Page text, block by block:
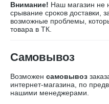
Внимание! Наш магазин не
срывание сроков доставки,
возможные проблемы,
товара в ТК.
Самовывоз
Возможен самовывоз
интернет-магазина, по
нашими менеджерами.